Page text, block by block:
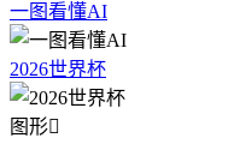
一图看懂AI
2026世界杯
图形